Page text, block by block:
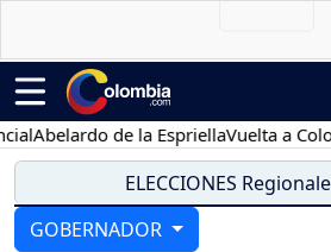
Abelardo de la EspriellaVuelta a
ELECCIONES
GOBERNADOR